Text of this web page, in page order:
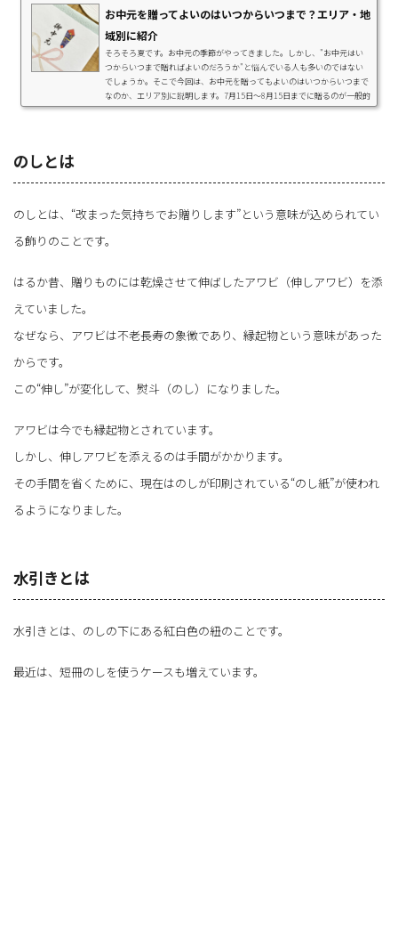
お中元を贈ってよいのはいつからいつまで？エリア・地
域別に紹介
そろそろ夏です。お中元の季節がやってきました。しかし、"お中元はい
つからいつまで贈ればよいのだろうか"と悩んでいる人も多いのではない
でしょうか。そこで今回は、お中元を贈ってもよいのはいつからいつまで
なのか、エリア別に説明します。7月15日～8月15日までに贈るのが一般的
ですが、地域によってはお中元の期間が"3日間"のみのところもありま
のしとは
のしとは、“改まった気持ちでお贈りします”という意味が込められてい
る飾りのことです。
はるか昔、贈りものには乾燥させて伸ばしたアワビ（伸しアワビ）を添
えていました。
なぜなら、アワビは不老長寿の象徴であり、縁起物という意味があった
からです。
この“伸し”が変化して、熨斗（のし）になりました。
アワビは今でも縁起物とされています。
しかし、伸しアワビを添えるのは手間がかかります。
その手間を省くために、現在はのしが印刷されている“のし紙”が使われ
るようになりました。
水引きとは
水引きとは、のしの下にある紅白色の紐のことです。
最近は、短冊のしを使うケースも増えています。